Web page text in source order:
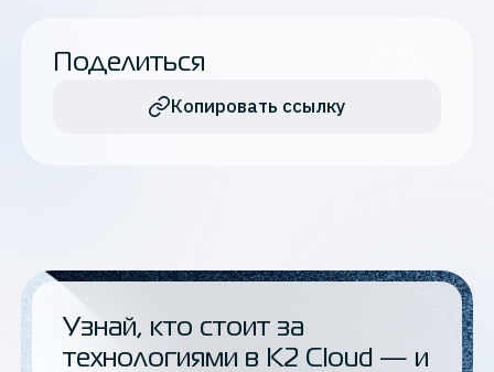
Поделиться
Копировать ссылку
Узнай, кто стоит за
технологиями в K2 Cloud — и